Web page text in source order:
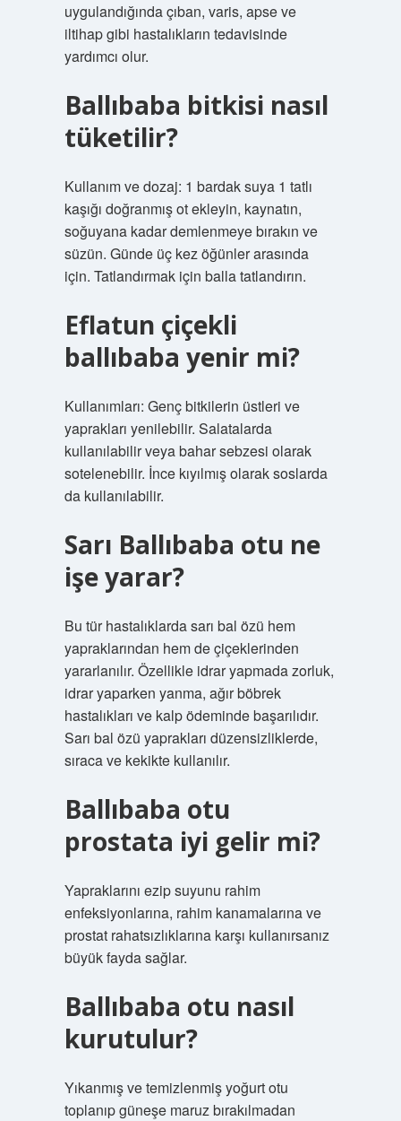
uygulandığında çıban, varis, apse ve
iltihap gibi hastalıkların tedavisinde
yardımcı olur.
Ballıbaba bitkisi nasıl
tüketilir?
Kullanım ve dozaj: 1 bardak suya 1 tatlı
kaşığı doğranmış ot ekleyin, kaynatın,
soğuyana kadar demlenmeye bırakın ve
süzün. Günde üç kez öğünler arasında
için. Tatlandırmak için balla tatlandırın.
Eflatun çiçekli
ballıbaba yenir mi?
Kullanımları: Genç bitkilerin üstleri ve
yaprakları yenilebilir. Salatalarda
kullanılabilir veya bahar sebzesi olarak
sotelenebilir. İnce kıyılmış olarak soslarda
da kullanılabilir.
Sarı Ballıbaba otu ne
işe yarar?
Bu tür hastalıklarda sarı bal özü hem
yapraklarından hem de çiçeklerinden
yararlanılır. Özellikle idrar yapmada zorluk,
idrar yaparken yanma, ağır böbrek
hastalıkları ve kalp ödeminde başarılıdır.
Sarı bal özü yaprakları düzensizliklerde,
sıraca ve kekikte kullanılır.
Ballıbaba otu
prostata iyi gelir mi?
Yapraklarını ezip suyunu rahim
enfeksiyonlarına, rahim kanamalarına ve
prostat rahatsızlıklarına karşı kullanırsanız
büyük fayda sağlar.
Ballıbaba otu nasıl
kurutulur?
Yıkanmış ve temizlenmiş yoğurt otu
toplanıp güneşe maruz bırakılmadan